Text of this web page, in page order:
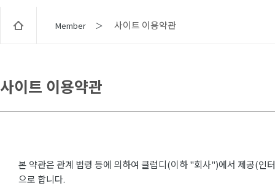
Member ＞ 사이트 이용약관
사이트 이용약관
본 약관은 관계 법령 등에 의하여 클럽디(이하 "회사")에서 제공(인
으로 합니다.